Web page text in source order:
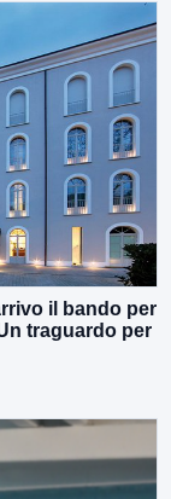
il bando per
traguardo per